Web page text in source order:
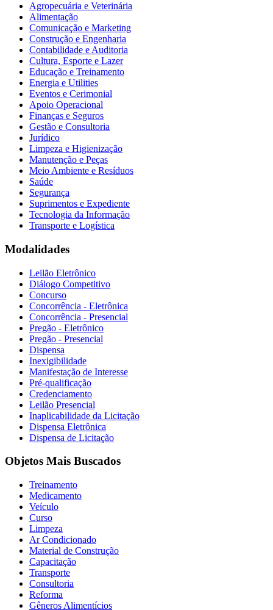
Agropecuária e Veterinária
Alimentação
Comunicação e Marketing
Construção e Engenharia
Contabilidade e Auditoria
Cultura, Esporte e Lazer
Educação e Treinamento
Energia e Utilities
Eventos e Cerimonial
Apoio Operacional
Finanças e Seguros
Gestão e Consultoria
Jurídico
Limpeza e Higienização
Manutenção e Peças
Meio Ambiente e Resíduos
Saúde
Segurança
Suprimentos e Expediente
Tecnologia da Informação
Transporte e Logística
Modalidades
Leilão Eletrônico
Diálogo Competitivo
Concurso
Concorrência - Eletrônica
Concorrência - Presencial
Pregão - Eletrônico
Pregão - Presencial
Dispensa
Inexigibilidade
Manifestação de Interesse
Pré-qualificação
Credenciamento
Leilão Presencial
Inaplicabilidade da Licitação
Dispensa Eletrônica
Dispensa de Licitação
Objetos Mais Buscados
Treinamento
Medicamento
Veículo
Curso
Limpeza
Ar Condicionado
Material de Construção
Capacitação
Transporte
Consultoria
Reforma
Gêneros Alimentícios